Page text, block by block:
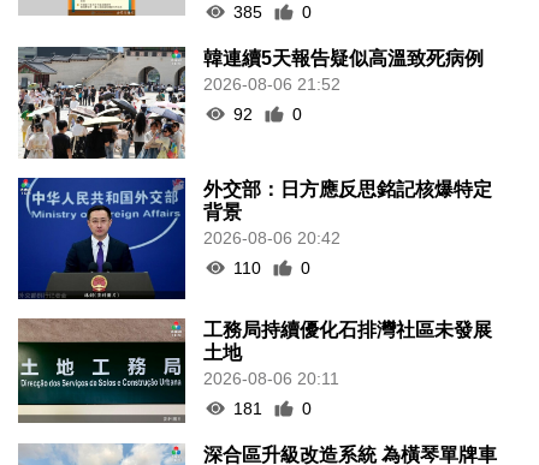
385
0
韓連續5天報告疑似高溫致死病例
2026-08-06 21:52
92
0
外交部：日方應反思銘記核爆特定
背景
2026-08-06 20:42
110
0
工務局持續優化石排灣社區未發展
土地
2026-08-06 20:11
181
0
深合區升級改造系統 為橫琴單牌車